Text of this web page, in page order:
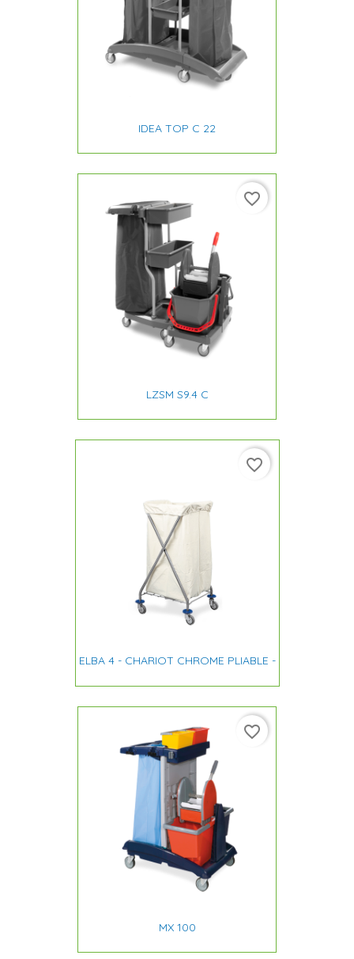
IDEA TOP C 22
LZSM S9.4 C
favorite_border
ELBA 4 - CHARIOT CHROME PLIABLE -
favorite_border
MX 100
favorite_border